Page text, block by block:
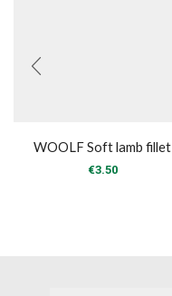
WOOLF Soft lamb fillet
€3.50